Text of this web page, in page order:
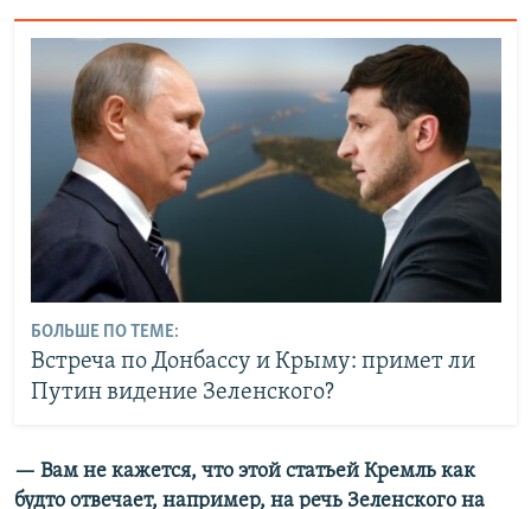
БОЛЬШЕ ПО ТЕМЕ:
Встреча по Донбассу и Крыму: примет ли
Путин видение Зеленского?
— Вам не кажется, что этой статьей Кремль как
будто отвечает, например, на речь Зеленского на